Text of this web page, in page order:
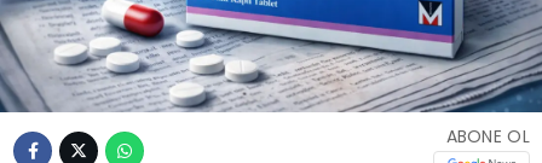
ABONE OL